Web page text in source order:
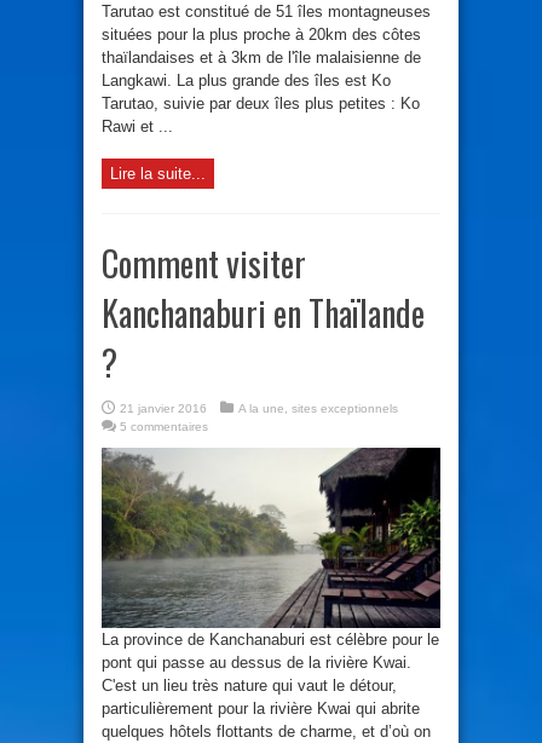
Tarutao est constitué de 51 îles montagneuses
situées pour la plus proche à 20km des côtes
thaïlandaises et à 3km de l'île malaisienne de
Langkawi. La plus grande des îles est Ko
Tarutao, suivie par deux îles plus petites : Ko
Rawi et ...
Lire la suite...
Comment visiter
Kanchanaburi en Thaïlande
?
21 janvier 2016 A la une
sites exceptionnels
5 commentaires
La province de Kanchanaburi est célèbre pour le
pont qui passe au dessus de la rivière Kwai.
C'est un lieu très nature qui vaut le détour,
particulièrement pour la rivière Kwai qui abrite
quelques hôtels flottants de charme, et d’où on